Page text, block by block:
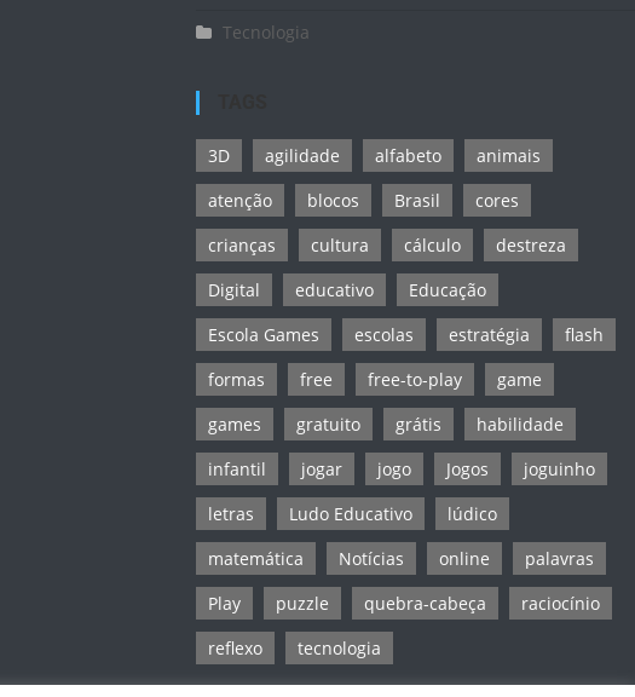
Tecnologia
3D agilidade alfabeto
animais
atenção
blocos Brasil
cores
crianças
cultura cálculo
destreza
Digital
educativo
Educação
Escola Games
escolas estratégia
flash
formas
free free-to-play
game
games
gratuito grátis
habilidade
infantil
jogar jogo Jogos
joguinho
letras
Ludo Educativo
lúdico
matemática
Notícias online
palavras
Play
puzzle quebra-cabeça
raciocínio
reflexo
tecnologia